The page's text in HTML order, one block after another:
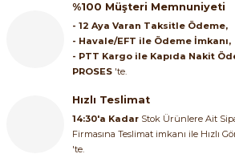
%100 Müşteri Memnuniyeti
- 12 Aya Varan Taksitle Ödeme,
- Havale/EFT ile Ödeme İmkanı,
- PTT Kargo ile Kapıda Nakit
PROSES 'te.
Hızlı Teslimat
14:30'a Kadar Stok Ürünlere Ait
Firmasına Teslimat imkanı ile Hızlı
'te.